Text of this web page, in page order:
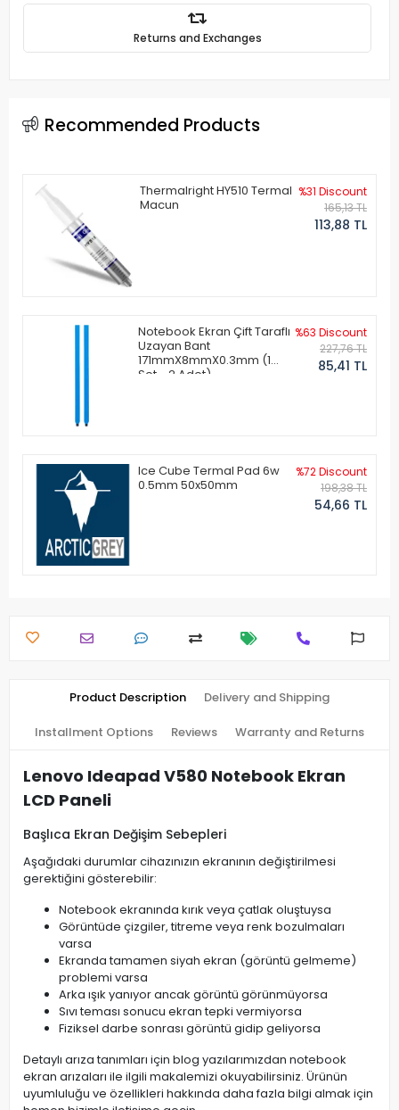
Returns and Exchanges
Recommended Products
Thermalright HY510 Termal
Macun
%31 Discount
165,13 TL
113,88 TL
Notebook Ekran Çift Taraflı
Uzayan Bant
171mmX8mmX0.3mm (1
Set - 2 Adet)
%63 Discount
227,76 TL
85,41 TL
Ice Cube Termal Pad 6w
0.5mm 50x50mm
%72 Discount
198,38 TL
54,66 TL
Product Description Delivery and Shipping
Installment Options Reviews Warranty and Returns
Lenovo Ideapad V580 Notebook Ekran
LCD Paneli
Başlıca Ekran Değişim Sebepleri
Aşağıdaki durumlar cihazınızın ekranının değiştirilmesi
gerektiğini gösterebilir:
Notebook ekranında kırık veya çatlak oluştuysa
Görüntüde çizgiler, titreme veya renk bozulmaları
varsa
Ekranda tamamen siyah ekran (görüntü gelmeme)
problemi varsa
Arka ışık yanıyor ancak görüntü görünmüyorsa
Sıvı teması sonucu ekran tepki vermiyorsa
Fiziksel darbe sonrası görüntü gidip geliyorsa
Detaylı arıza tanımları için blog yazılarımızdan notebook
ekran arızaları ile ilgili makalemizi okuyabilirsiniz. Ürünün
uyumluluğu ve özellikleri hakkında daha fazla bilgi almak için